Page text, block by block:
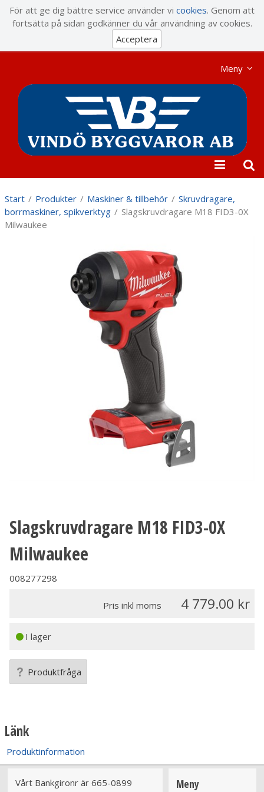
För att ge dig bättre service använder vi cookies. Genom att
fortsätta på sidan godkänner du vår användning av cookies.
Acceptera
Meny
Start / Produkter / Maskiner & tillbehör / Skruvdragare,
borrmaskiner, spikverktyg / Slagskruvdragare M18 FID3-0X
Milwaukee
Slagskruvdragare M18 FID3-0X
Milwaukee
008277298
Pris inkl moms 4 779.00
I lager
Produktfråga
Länk
Produktinformation
Vårt Bankgironr är 665-0899 Meny
Visa varukorgen Till kassan